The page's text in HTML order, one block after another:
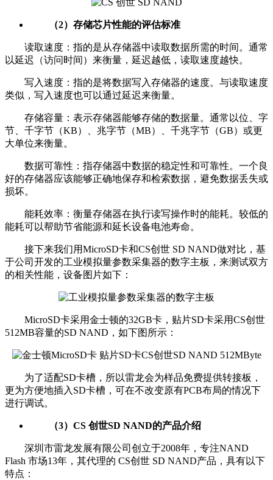
（2）存储芯片性能的评估标准
读取速度：指的是从存储器中读取数据所需的时间。通常
以延迟（访问时间）来衡量，延迟越低，读取速度越快。
写入速度：指的是将数据写入存储器的速度。与读取速度
类似，写入速度也可以通过延迟来衡量。
存储容量：表示存储器能够存储的数据量。通常以位、字
节、千字节（KB）、兆字节（MB）、千兆字节（GB）或更
大单位来衡量。
数据可靠性：指存储器中数据的稳定性和可靠性。一个良
好的存储器应该能够正确地保存和检索数据，避免数据丢失或
损坏。
能耗效率：衡量存储器在执行读写操作时的能耗。较低的
能耗可以帮助节省能源和延长设备电池寿命。
接下来我们用MicroSD卡和CS创世 SD NAND做对比，基
于公司开发的工业模拟量参数采集器的数字主板，来测试双方
的相关性能，设备图片如下：
MicroSD卡采用金士顿的32GB卡，贴片SD卡采用CS创世
512MB容量的SD NAND，如下图所示：
为了适配SD卡槽，所以雷龙会为样品免费提供转接板，
更为方便地插入SD卡槽，可在不改变原有PCB布局的情况下
进行调试。
（3）CS 创世SD NAND的产品介绍
深圳市雷龙发展有限公司创立于2008年，专注NAND
Flash 市场13年，其代理的 CS创世 SD NAND产品，具有以下
特点：